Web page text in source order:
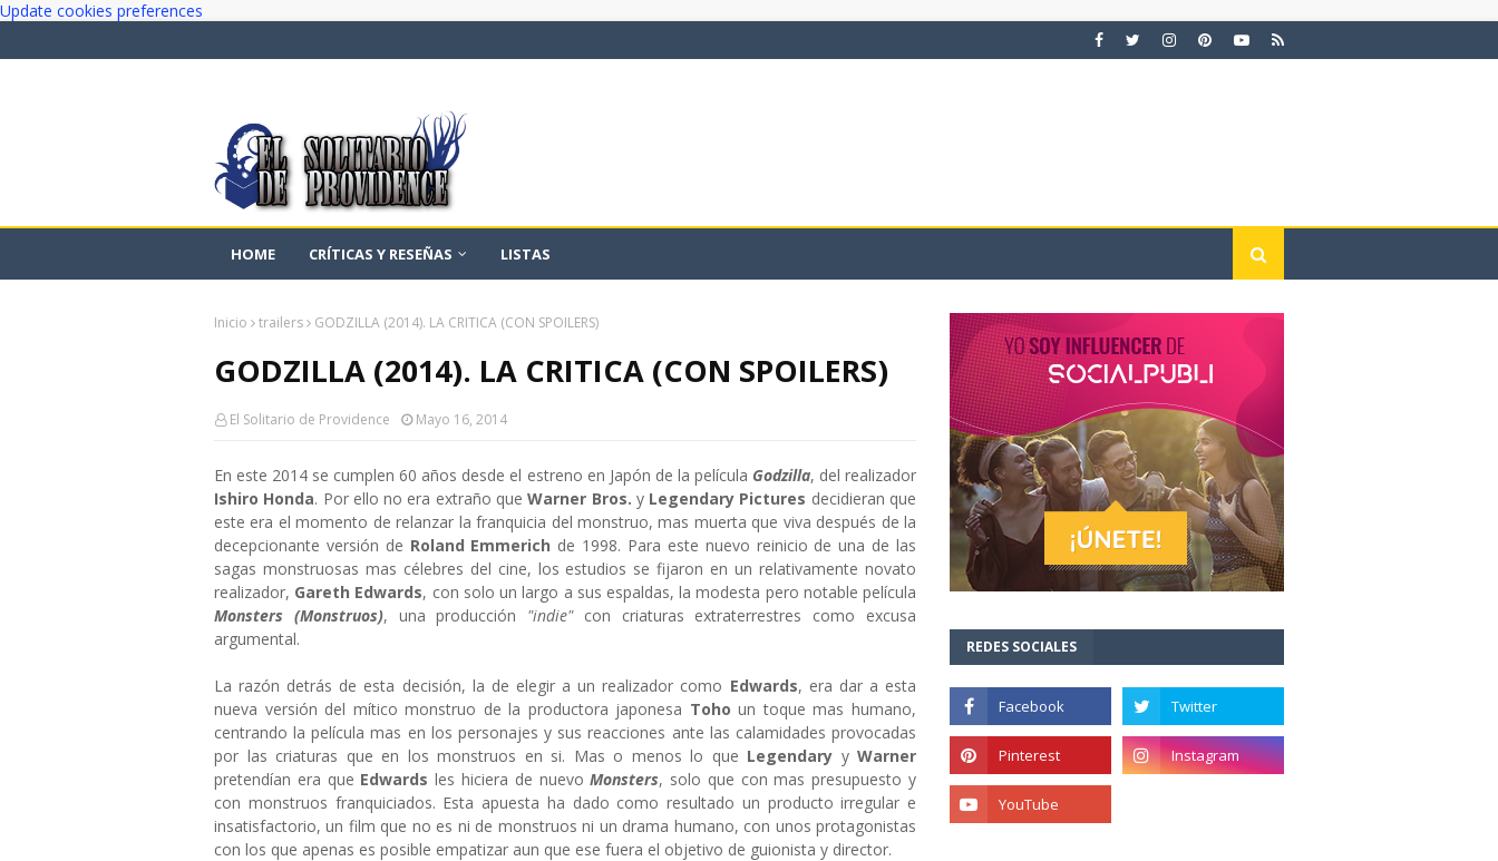
Update cookies preferences
HOME CRÍTICAS Y RESEÑAS LISTAS
Inicio trailers GODZILLA (2014). LA CRITICA (CON SPOILERS)
GODZILLA (2014). LA CRITICA (CON SPOILERS)
El Solitario de Providence Mayo 16, 2014
En este 2014 se cumplen 60 años desde el estreno en Japón de la película Godzilla, del realizador
Ishiro Honda. Por ello no era extraño queWarner Bros. y Legendary Pictures decidieran que
este era el momento de relanzar la franquicia del monstruo, mas muerta que viva después de la
decepcionante versión de Roland Emmerich de 1998. Para este nuevo reinicio de una de las
sagas monstruosas mas célebres del cine, los estudios se fijaron en un relativamente novato
realizador, Gareth Edwards, con solo un largo a sus espaldas, la modesta pero notable película
Monsters (Monstruos), una producción "indie"con criaturas extraterrestres como excusa
argumental.
La razón detrás de esta decisión, la de elegir a un realizador como Edwards, era dar a esta
nueva versión del mítico monstruo de la productora japonesa Tohoun toque mas humano,
centrando la película mas en los personajes y sus reacciones ante las calamidades provocadas
por las criaturas que en los monstruos en si. Mas o menos lo que Legendary y Warner
pretendían era que Edwardsles hiciera de nuevoMonsters, solo que con mas presupuesto y
con monstruos franquiciados. Esta apuesta ha dado como resultado un producto irregular e
insatisfactorio, un film que no es ni de monstruos ni un drama humano, con unos protagonistas
con los que apenas es posible empatizar aun que ese fuera el objetivo de guionista y director.
REDES SOCIALES